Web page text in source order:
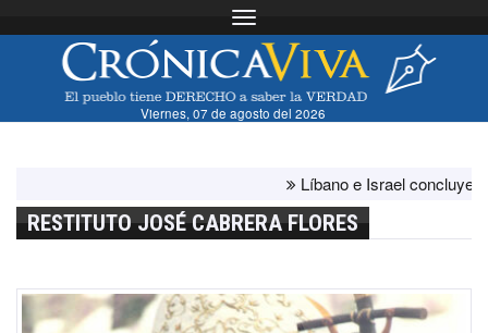
Toggle navigation
Viernes, 07 de agosto del 2026
Líbano e Israel concluyen
RESTITUTO JOSÉ CABRERA FLORES